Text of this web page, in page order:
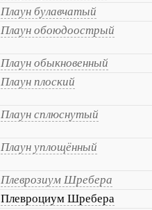
Плаун булавчатый
Плаун обоюдоострый
Плаун обыкновенный
Плаун плоский
Плаун сплюснутый
Плаун уплощённый
Плеврозиум Шребера
Плевроциум Шребера